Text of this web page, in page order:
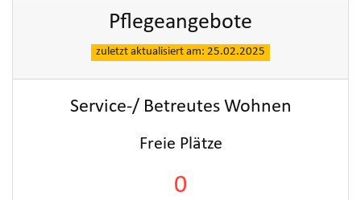
Pflegeangebote
zuletzt aktualisiert am: 25.02.2025
Service-/ Betreutes Wohnen
Freie Plätze
0